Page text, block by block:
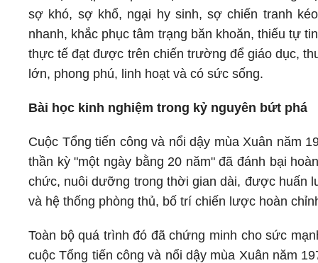
sợ khó, sợ khổ, ngại hy sinh, sợ chiến tranh
nhanh, khắc phục tâm trạng băn khoăn, thiếu tự
thực tế đạt được trên chiến trường để giáo dục,
lớn, phong phú, linh hoạt và có sức sống.
Bài học kinh nghiệm trong kỷ nguyên bứt phá
Cuộc Tổng tiến công và nổi dậy mùa Xuân năm
thần kỳ "một ngày bằng 20 năm" đã đánh bại
chức, nuôi dưỡng trong thời gian dài, được huấn
và hệ thống phòng thủ, bố trí chiến lược hoàn
Toàn bộ quá trình đó đã chứng minh cho sức
cuộc Tổng tiến công và nổi dậy mùa Xuân năm